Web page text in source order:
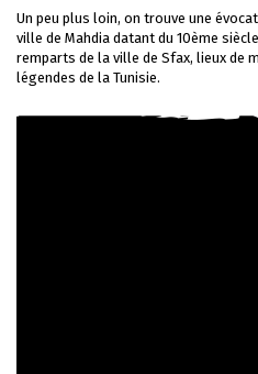
Un peu plus loin, on trouve une
ville de Mahdia datant du 10ème
remparts de la ville de Sfax, lieux de
légendes de la Tunisie.